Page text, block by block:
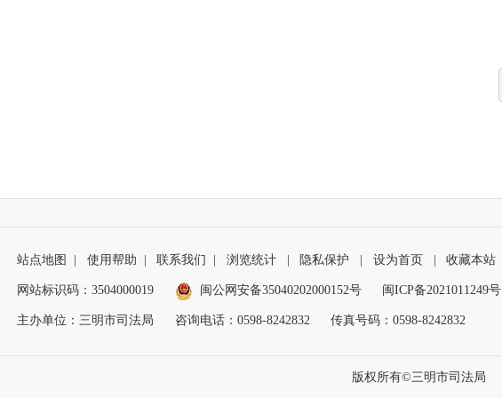
站点地图 使用帮助 联系我们 浏览统计 隐私保护 设为首页 收藏本站
网站标识码：3504000019 闽公网安备35040202000152号 闽ICP备2021011249号
主办单位：三明市司法局 咨询电话：0598-8242832 传真号码：0598-8242832
版权所有©三明市司法局